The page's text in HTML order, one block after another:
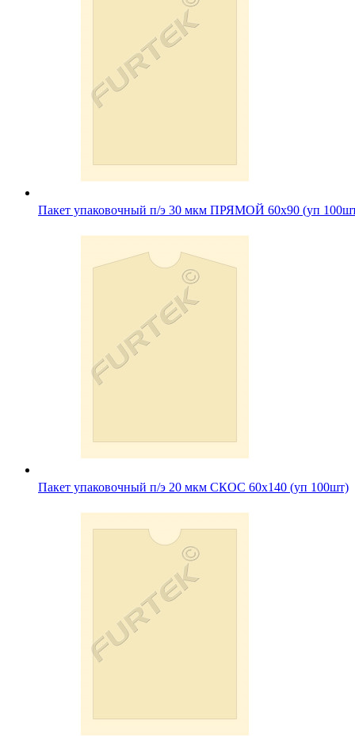
Пакет упаковочный п/э 30 мкм ПРЯМОЙ 60х90 (уп
Пакет упаковочный п/э 20 мкм СКОС 60х140 (уп 100шт)